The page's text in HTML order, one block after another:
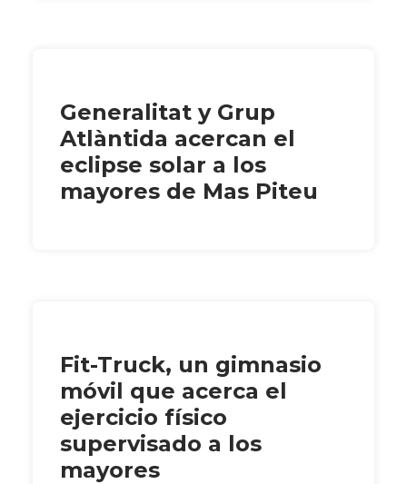
Generalitat y Grup
Atlàntida acercan el
eclipse solar a los
mayores de Mas Piteu
Fit-Truck, un gimnasio
móvil que acerca el
ejercicio físico
supervisado a los
mayores